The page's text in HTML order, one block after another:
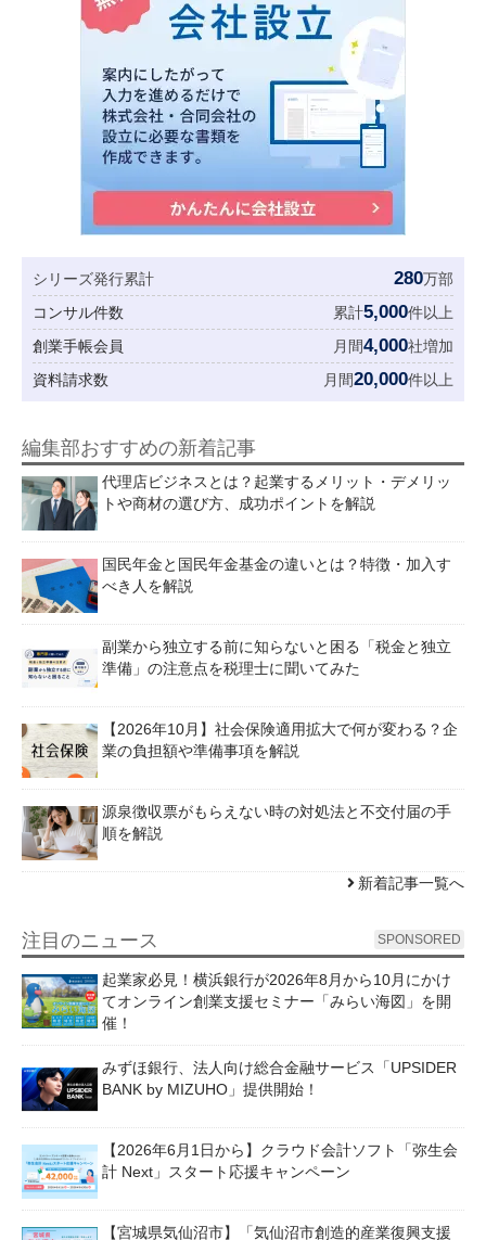
シリーズ発行累計 280万部
コンサル件数
累計5,000件以上
創業手帳会員
月間4,000社増加
資料請求数
月間20,000件以上
編集部おすすめの新着記事
代理店ビジネスとは？起業するメリット・デメリッ
トや商材の選び方、成功ポイントを解説
国民年金と国民年金基金の違いとは？特徴・加入す
べき人を解説
副業から独立する前に知らないと困る「税金と独立
準備」の注意点を税理士に聞いてみた
【2026年10月】社会保険適用拡大で何が変わる？企
業の負担額や準備事項を解説
源泉徴収票がもらえない時の対処法と不交付届の手
順を解説
新着記事一覧へ
注目のニュース SPONSORED
起業家必見！横浜銀行が2026年8月から10月にかけ
てオンライン創業支援セミナー「みらい海図」を開
催！
みずほ銀行、法人向け総合金融サービス「UPSIDER
BANK by MIZUHO」提供開始！
【2026年6月1日から】クラウド会計ソフト「弥生会
計 Next」スタート応援キャンペーン
【宮城県気仙沼市】「気仙沼市創造的産業復興支援